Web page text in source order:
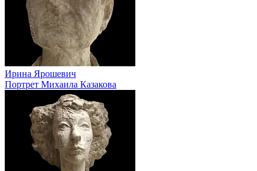
Ирина Ярошевич
Портрет Михаила Казакова